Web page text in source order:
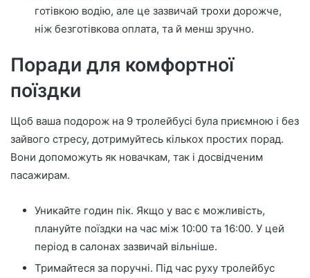
готівкою водію, але це зазвичай трохи дорожче,
ніж безготівкова оплата, та й менш зручно.
Поради для комфортної
поїздки
Щоб ваша подорож на 9 тролейбусі була приємною і без
зайвого стресу, дотримуйтесь кількох простих порад.
Вони допоможуть як новачкам, так і досвідченим
пасажирам.
Уникайте годин пік. Якщо у вас є можливість,
плануйте поїздки на час між 10:00 та 16:00. У цей
період в салонах зазвичай вільніше.
Тримайтеся за поручні. Під час руху тролейбус